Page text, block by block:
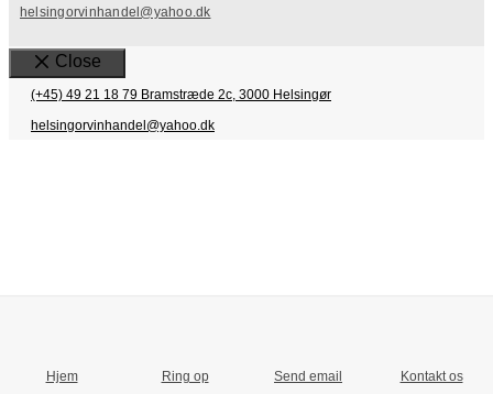
helsingorvinhandel@yahoo.dk
Close
(+45) 49 21 18 79 Bramstræde 2c, 3000 Helsingør
helsingorvinhandel@yahoo.dk
Hjem Ring op Send email Kontakt os